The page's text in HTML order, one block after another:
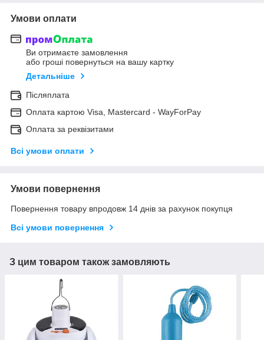
Умови оплати
Ви отримаєте замовлення
або гроші повернуться на вашу картку
Детальніше
Післяплата
Оплата картою Visa, Mastercard - WayForPay
Оплата за реквізитами
Всі умови оплати
Умови повернення
Повернення товару впродовж 14 днів за рахунок покупця
Всі умови повернення
З цим товаром також замовляють